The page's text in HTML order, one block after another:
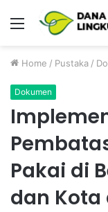
Menu
Home / Pustaka /
Dokumen
Pakai di
dan Kota